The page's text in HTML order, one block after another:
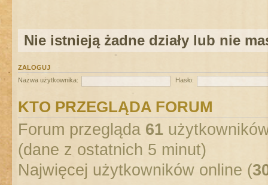
Nie istnieją żadne działy lub nie
ZALOGUJ
Nazwa użytkownika:
Hasło:
KTO PRZEGLĄDA FORUM
Forum przegląda 61
(dane z ostatnich 5 minut)
Najwięcej użytkowników online (